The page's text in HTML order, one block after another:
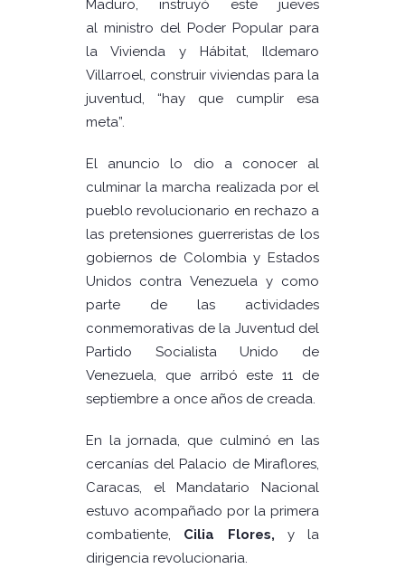
Maduro, instruyó este jueves
al ministro del Poder Popular para
la Vivienda y Hábitat, Ildemaro
Villarroel, construir viviendas para la
juventud, “hay que cumplir esa
meta”.
El anuncio lo dio a conocer al
culminar la marcha realizada por el
pueblo revolucionario en rechazo a
las pretensiones guerreristas de los
gobiernos de Colombia y Estados
Unidos contra Venezuela y como
parte de las actividades
conmemorativas de la Juventud del
Partido Socialista Unido de
Venezuela, que arribó este 11 de
septiembre a once años de creada.
En la jornada, que culminó en las
cercanías del Palacio de Miraflores,
Caracas, el Mandatario Nacional
estuvo acompañado por la primera
combatiente, Cilia Flores, y la
dirigencia revolucionaria.